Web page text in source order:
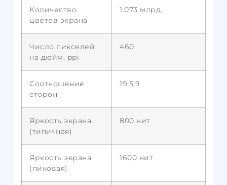
Количество
цветов экрана
1.073 млрд.
Число пикселей
на дюйм, ppi
460
Соотношение
сторон
19.5:9
Яркость экрана
(типичная)
800 нит
Яркость экрана
(пиковая)
1600 нит